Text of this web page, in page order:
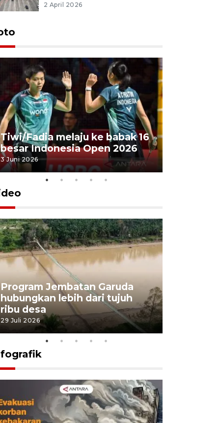
2 April 2026
Tiwi/Fadia melaju ke babak 16
besar Indonesia Open 2026
3 Juni 2026
Program Jembatan Garuda
hubungkan lebih dari tujuh
ribu desa
29 Juli 2026